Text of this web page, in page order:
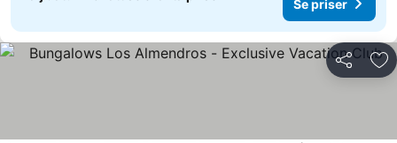
Se priser
Dela